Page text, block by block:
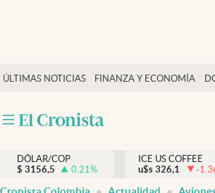
ÚLTIMAS NOTICIAS FINANZA Y ECONOMÍA
Salud y nutrición
Tiempo libre
Dólar y mercados
DÓLAR/COP
$ 3156,5 0.21%
ICE US COFFEE
u$s 326,1 -